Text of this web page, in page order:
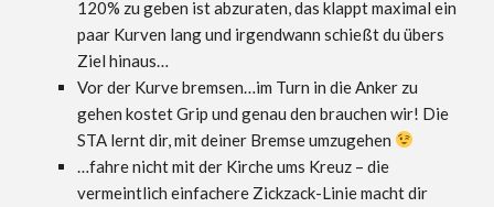
120% zu geben ist abzuraten, das klappt maximal ein
paar Kurven lang und irgendwann schießt du übers
Ziel hinaus…
Vor der Kurve bremsen…im Turn in die Anker zu
gehen kostet Grip und genau den brauchen wir! Die
STA lernt dir, mit deiner Bremse umzugehen
…fahre nicht mit der Kirche ums Kreuz – die
vermeintlich einfachere Zickzack-Linie macht dir